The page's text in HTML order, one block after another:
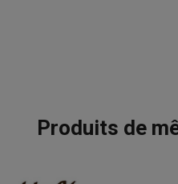
Produits de